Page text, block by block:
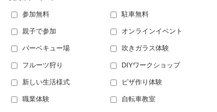
参加無料 駐車無料
親子で参加 オンラインイベント
バーベキュー場 吹きガラス体験
フルーツ狩り DIYワークショップ
新しい生活様式 ピザ作り体験
職業体験 自転車教室